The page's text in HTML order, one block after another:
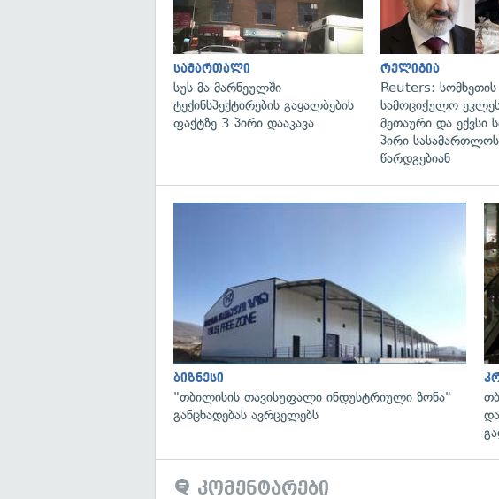
სამართალი
სუს-მა მარნეულში
ტექინსპექტირების გაყალბების
ფაქტზე 3 პირი დააკავა
რელიგია
Reuters: სომხეთის
სამოციქულო
მეთაური და ექვსი
პირი სასამართლოს
წარდგებიან
ბიზნესი
"თბილისის თავისუფალი ინდუსტრიული ზონა"
განცხადებას ავრცელებს
კომენტარები